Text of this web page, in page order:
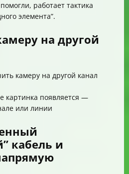
работает тактика
элемента”.
на другой
камеру на другой канал
картинка появляется —
или линии
кабель и